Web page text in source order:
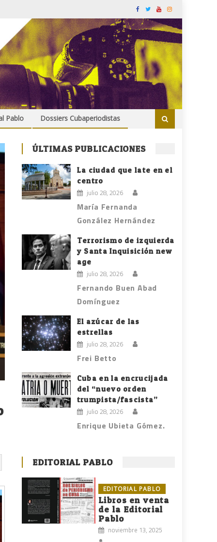
Pablo Dossiers Cubaperiodistas
ÚLTIMAS PUBLICACIONES
La ciudad que late en el
centro
julio 28, 2026
María Fernanda
González Hernández
Terrorismo de izquierda
y Santa Inquisición new
age
julio 28, 2026
Fernando Buen Abad
Domínguez
El azúcar de las
estrellas
julio 28, 2026
Frei Betto
Cuba en la encrucijada
del “nuevo orden
trumpista/fascista”
julio 28, 2026
Enrique Ubieta Gómez.
EDITORIAL PABLO
EDITORIAL PABLO
Libros en venta
de la Editorial
Pablo
noviembre 13, 2025